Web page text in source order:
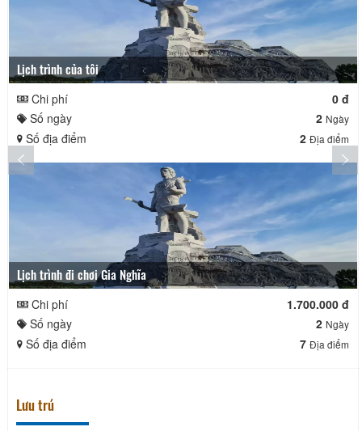
Lịch trình của tôi
Chi phí
0 đ
Số ngày
2 Ngày
Số địa điểm 2 Địa điểm
Lịch trình đi chơi Gia Nghĩa
Chi phí
1.700.000 đ
Số ngày
2 Ngày
Số địa điểm 7 Địa điểm
Lưu trú